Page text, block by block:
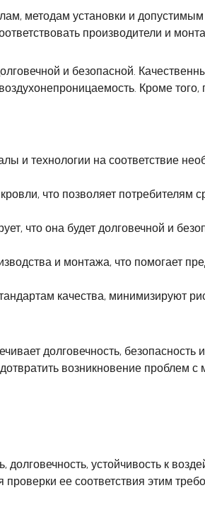
методам установки и допустимым
производители и
и безопасной.
Кроме
и технологии на соответствие
что позволяет потребителям
что она будет долговечной и
и монтажа, что помогает
качества, минимизируют
долговечность, безопасность
возникновение проблем с
устойчивость к
ее соответствия этим